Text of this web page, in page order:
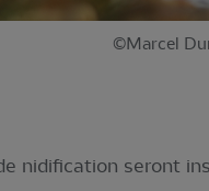
©Marcel
nidification seront